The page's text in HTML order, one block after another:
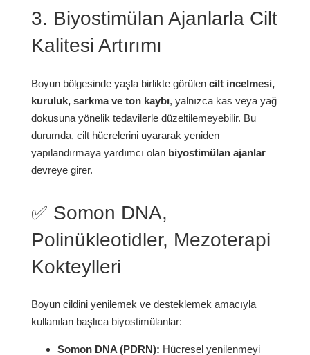
3. Biyostimülan Ajanlarla Cilt
Kalitesi Artırımı
Boyun bölgesinde yaşla birlikte görülen cilt incelmesi,
kuruluk, sarkma ve ton kaybı, yalnızca kas veya yağ
dokusuna yönelik tedavilerle düzeltilemeyebilir. Bu
durumda, cilt hücrelerini uyararak yeniden
yapılandırmaya yardımcı olan biyostimülan ajanlar
devreye girer.
✅ Somon DNA,
Polinükleotidler, Mezoterapi
Kokteylleri
Boyun cildini yenilemek ve desteklemek amacıyla
kullanılan başlıca biyostimülanlar:
Somon DNA (PDRN): Hücresel yenilenmeyi